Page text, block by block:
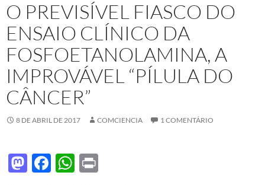
O PREVISÍVEL FIASCO DO
ENSAIO CLÍNICO DA
FOSFOETANOLAMINA, A
IMPROVÁVEL “PÍLULA DO
CÂNCER”
8 DE ABRIL DE 2017 COMCIENCIA 1 COMENTÁRIO
M F
W